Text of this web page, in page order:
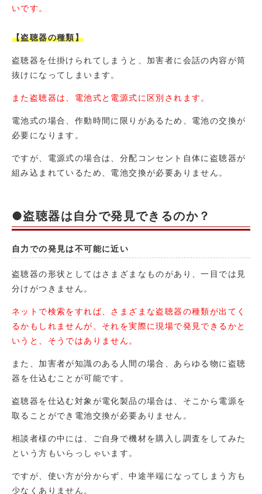
いです。
【盗聴器の種類】
盗聴器を仕掛けられてしまうと、加害者に会話の内容が筒
抜けになってしまいます。
また盗聴器は、電池式と電源式に区別されます。
電池式の場合、作動時間に限りがあるため、電池の交換が
必要になります。
ですが、電源式の場合は、分配コンセント自体に盗聴器が
組み込まれているため、電池交換が必要ありません。
●盗聴器は自分で発見できるのか？
自力での発見は不可能に近い
盗聴器の形状としてはさまざまなものがあり、一目では見
分けがつきません。
ネットで検索をすれば、さまざまな盗聴器の種類が出てく
るかもしれませんが、それを実際に現場で発見できるかと
いうと、そうではありません。
また、加害者が知識のある人間の場合、あらゆる物に盗聴
器を仕込むことが可能です。
盗聴器を仕込む対象が電化製品の場合は、そこから電源を
取ることができ電池交換が必要ありません。
相談者様の中には、ご自身で機材を購入し調査をしてみた
という方もいらっしゃいます。
ですが、使い方が分からず、中途半端になってしまう方も
少なくありません。